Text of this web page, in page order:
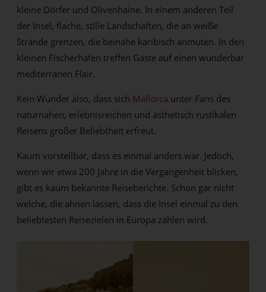
kleine Dörfer und Olivenhaine. In einem anderen Teil
der Insel, flache, stille Landschaften, die an weiße
Strände grenzen, die beinahe karibisch anmuten. In den
kleinen Fischerhäfen treffen Gäste auf einen wunderbar
mediterranen Flair.
Kein Wunder also, dass sich Mallorca unter Fans des
naturnahen, erlebnisreichen und ästhetisch rustikalen
Reisens großer Beliebtheit erfreut.
Kaum vorstellbar, dass es einmal anders war. Jedoch,
wenn wir etwa 200 Jahre in die Vergangenheit blicken,
gibt es kaum bekannte Reiseberichte. Schon gar nicht
welche, die ahnen lassen, dass die Insel einmal zu den
beliebtesten Reisezielen in Europa zählen wird.